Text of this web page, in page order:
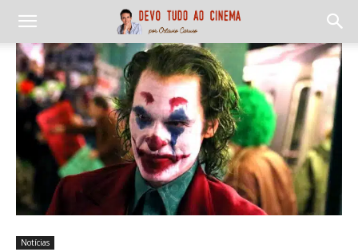
Notícias